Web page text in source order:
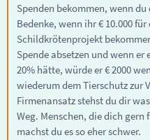
Spenden bekommen, wenn
Bedenke, wenn ihr € 10.000
Schildkrötenprojekt
Spende absetzen und wenn
20% hätte, würde er € 2000
wiederum dem Tierschutz zur
Firmenansatz stehst du dir
Weg. Menschen, die dich
machst du es so eher schwer.